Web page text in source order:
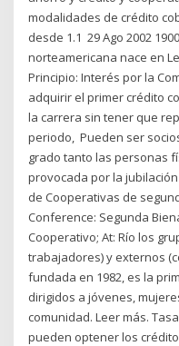
modalidades de crédito
desde 1.1 29 Ago 2002
norteamericana nace en
Principio: Interés por la
adquirir el primer crédito
la carrera sin tener que
periodo, Pueden ser
grado tanto las personas
provocada por la
de Cooperativas de
Conference: Segunda
Cooperativo; At: Río los
trabajadores) y externos
fundada en 1982, es la
dirigidos a jóvenes,
comunidad. Leer más.
pueden optener los